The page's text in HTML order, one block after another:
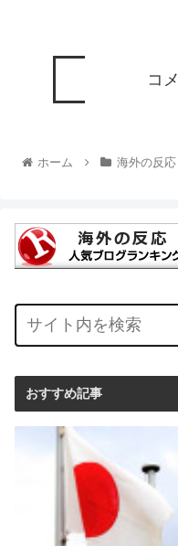
ホーム 海外の反応
おすすめ記事